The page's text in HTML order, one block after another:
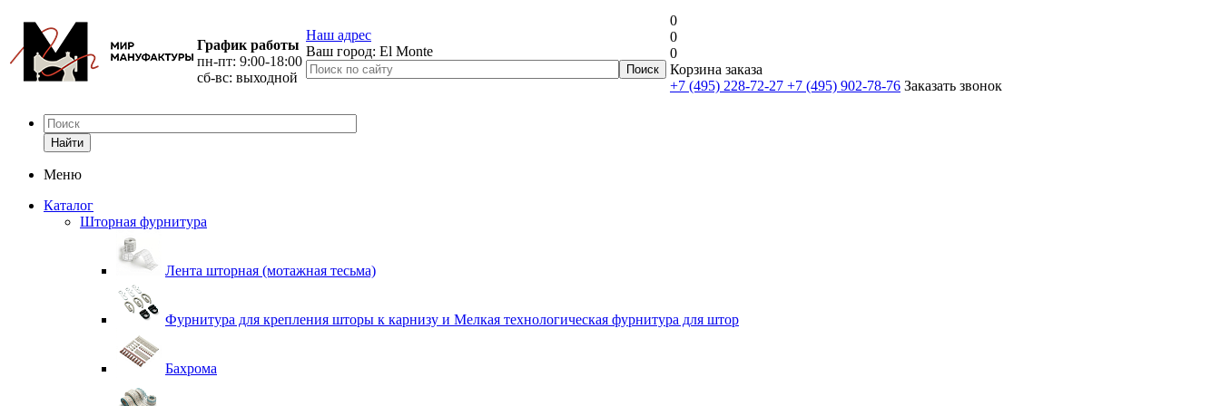
График работы
пн-пт: 9:00-18:00
сб-вс: выходной
Наш адрес
Ваш город: El Monte
0
0
0
Корзина заказа
+7 (495) 228-72-27 +7 (495) 902-78-76 Заказать звонок
Найти
Меню
Каталог
Шторная фурнитура
Лента шторная (мотажная тесьма)
Фурнитура для крепления шторы к карнизу и Мелкая технологическая фурнитура для штор
Бахрома